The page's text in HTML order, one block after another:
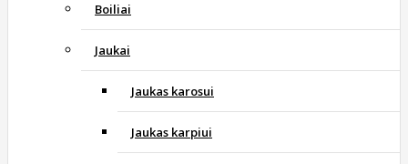
Boiliai
Jaukai
Jaukas karosui
Jaukas karpiui